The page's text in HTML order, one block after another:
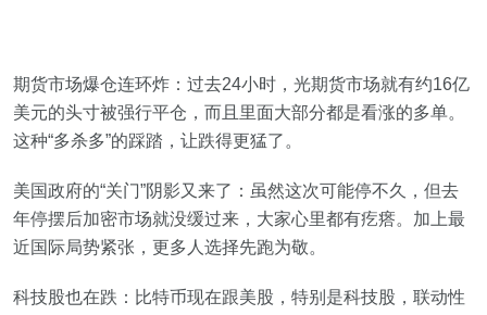
期货市场爆仓连环炸：过去24小时，光期货市场就有约16亿
美元的头寸被强行平仓，而且里面大部分都是看涨的多单。
这种“多杀多”的踩踏，让跌得更猛了。
美国政府的“关门”阴影又来了：虽然这次可能停不久，但去
年停摆后加密市场就没缓过来，大家心里都有疙瘩。加上最
近国际局势紧张，更多人选择先跑为敬。
科技股也在跌：比特币现在跟美股，特别是科技股，联动性